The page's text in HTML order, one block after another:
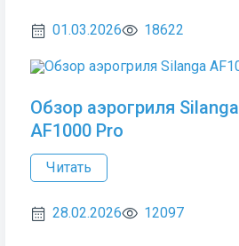
01.03.2026 18622
Обзор аэрогриля Silanga
AF1000 Pro
Читать
28.02.2026 12097